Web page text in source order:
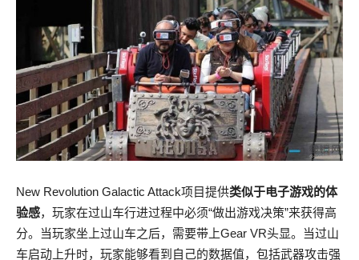
New Revolution Galactic Attack项目提供类似于电子游戏的体
验感，玩家在过山车行进过程中必须“做出游戏决策”来获得高
分。当玩家坐上过山车之后，需要带上Gear VR头显。当过山
车启动上升时，玩家能够看到自己的数据值，包括武器攻击强